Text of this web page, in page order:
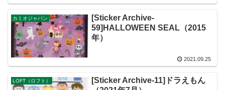
カミオジャパン
[Sticker Archive-
59]HALLOWEEN SEAL（2015
年）
2021.09.25
LOFT（ロフト）
[Sticker Archive-11]ドラえもん